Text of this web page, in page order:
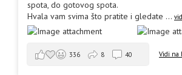
spota, do gotovog spota.
Hvala vam svima što pratite i gledate ...
Vidi na
336 8 40